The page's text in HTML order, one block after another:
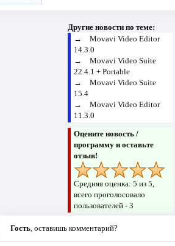
Другие новости по теме:
→ Movavi Video Editor
14.3.0
→ Movavi Video Suite
22.4.1 + Portable
→ Movavi Video Suite
15.4
→ Movavi Video Editor
11.3.0
Оцените новость /
программу и оставьте
отзыв!
Средняя оценка: 5 из 5,
всего проголосовало
пользователей - 3
Гость, оставишь комментарий?